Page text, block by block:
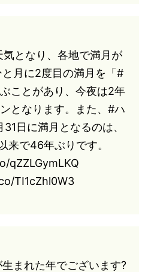
となり、各地で満月が
月に2度目の満月を「#
ことがあり、今夜は2年
となります。また、#ハ
日に満月となるのは、
来で46年ぶりです。
qZZLGymLKQ
TI1cZhl0W3
まれた年でございます?️